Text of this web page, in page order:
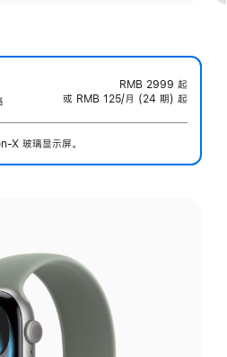
RMB 2999 起
或 RMB 125/月 (24 期) 起
X 玻璃显示屏。